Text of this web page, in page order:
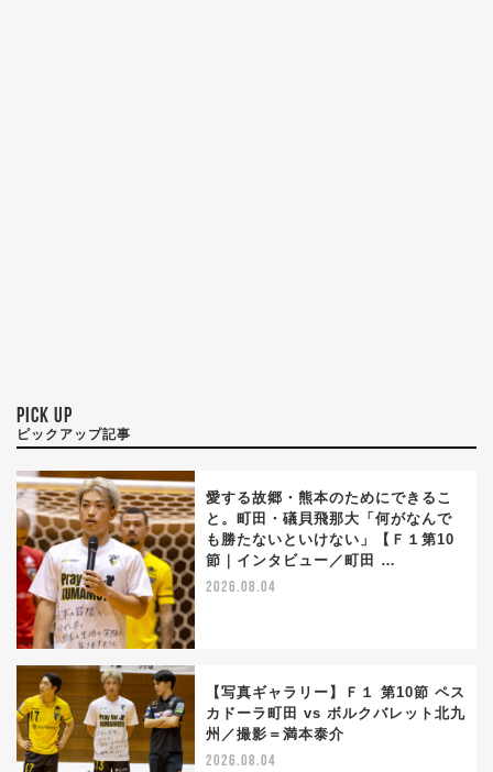
PICK UP
ピックアップ記事
愛する故郷・熊本のためにできるこ
と。町田・礒貝飛那大「何がなんで
も勝たないといけない」【Ｆ１第10
節｜インタビュー／町田 …
2026.08.04
【写真ギャラリー】Ｆ１ 第10節 ペス
カドーラ町田 vs ボルクバレット北九
州／撮影＝満本泰介
2026.08.04